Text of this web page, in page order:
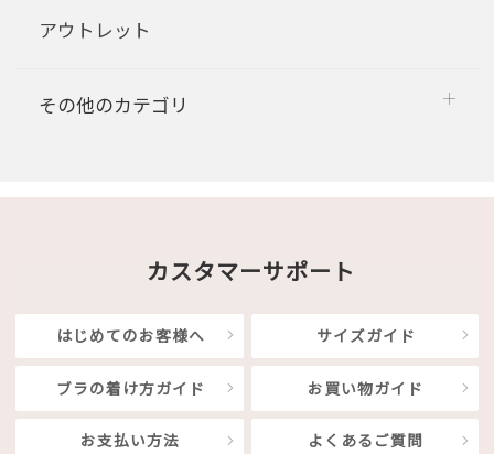
アウトレット
その他のカテゴリ
カスタマーサポート
はじめてのお客様へ サイズガイド
ブラの着け方ガイド お買い物ガイド
お支払い方法 よくあるご質問